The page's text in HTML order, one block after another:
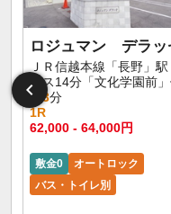
ロジュマン デラッ
ＪＲ信越本線「長野」駅
バス14分「文化学園前
歩 3分
1R
62,000 - 64,000円
敷金0
オートロック
バス・トイレ別